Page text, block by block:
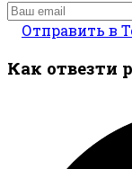
Отправить в
Как отвезти